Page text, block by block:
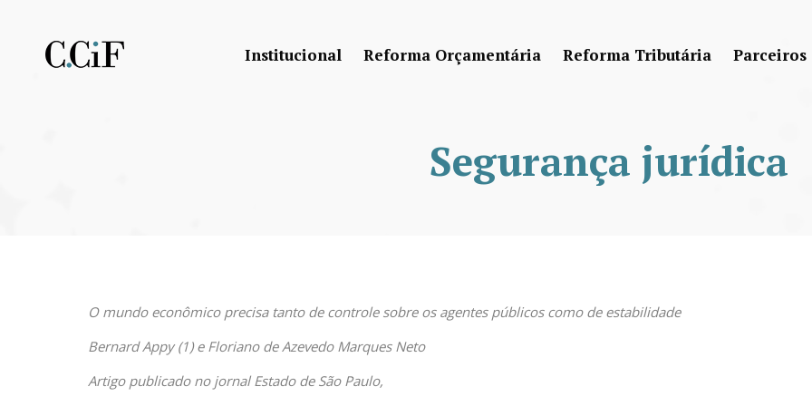
Institucional Reforma Orçamentária Reforma Tributária Parceiros
Segurança jurídica
O mundo econômico precisa tanto de controle sobre os agentes públicos como de estabilidade
Bernard Appy (1) e Floriano de Azevedo Marques Neto
Artigo publicado no jornal Estado de São Paulo,